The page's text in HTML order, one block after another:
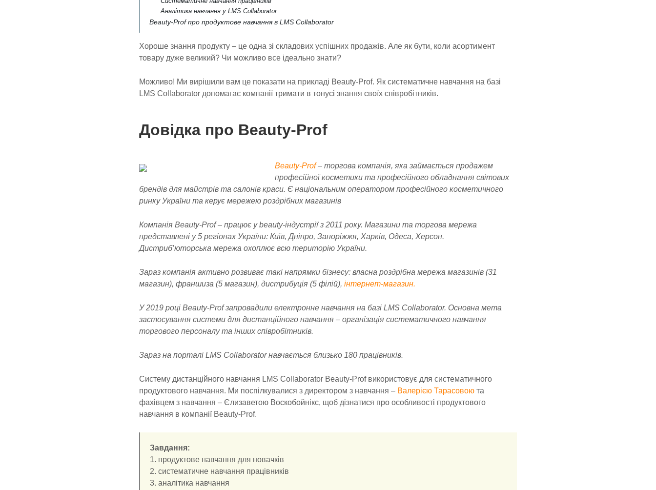
Аналітика навчання у LMS Collaborator
Beauty-Prof про продуктове навчання в LMS Collaborator
Хороше знання продукту – це одна зі складових успішних продажів. Але як бути, коли асортимент
товару дуже великий? Чи можливо все ідеально знати?
Можливо! Ми вирішили вам це показати на прикладі Beauty-Prof. Як систематичне навчання на базі
LMS Collaborator допомагає компанії тримати в тонусі знання своїх співробітників.
Довідка про Beauty-Prof
Beauty-Prof– торгова компанія, яка займається продажем
професійної косметики та професійного обладнання світових
брендів для майстрів та салонів краси. Є національним оператором професійного косметичного
ринку України та керує мережею роздрібних магазинів
Компанія Beauty-Prof – працює у beauty-індустрії з 2011 року. Магазини та торгова мережа
представлені у 5 регіонах України: Київ, Дніпро, Запоріжжя, Харків, Одеса, Херсон.
Дистриб’юторська мережа охоплює всю територію України.
Зараз компанія активно розвиває такі напрямки бізнесу: власна роздрібна мережа магазинів (31
магазин), франшиза (5 магазин), дистрибуція (5 філій), інтернет-магазин.
У 2019 році Beauty-Prof запровадили електронне навчання на базі LMS Collaborator. Основна мета
застосування системи для дистанційного навчання – організація систематичного навчання
торгового персоналу та інших співробітників.
Зараз на порталі LMS Collaborator навчається близько 180 працівників.
Систему дистанційного навчання LMS Collaborator Beauty-Prof використовує для систематичного
продуктового навчання. Ми поспілкувалися з директором з навчання – Валерією Тарасовою та
фахівцем з навчання – Єлизаветою Воскобойнікс, щоб дізнатися про особливості продуктового
навчання в компанії Beauty-Prof.
Завдання:
1. продуктове навчання для новачків
2. систематичне навчання працівників
3. аналітика навчання